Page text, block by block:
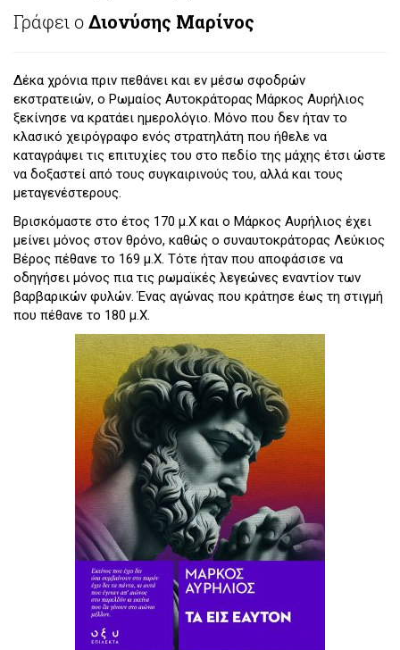
Γράφει οΔιονύσης Μαρίνος
Δέκα χρόνια πριν πεθάνει και εν μέσω σφοδρών
εκστρατειών, ο Ρωμαίος Αυτοκράτορας Μάρκος Αυρήλιος
ξεκίνησε να κρατάει ημερολόγιο. Μόνο που δεν ήταν το
κλασικό χειρόγραφο ενός στρατηλάτη που ήθελε να
καταγράψει τις επιτυχίες του στο πεδίο της μάχης έτσι ώστε
να δοξαστεί από τους συγκαιρινούς του, αλλά και τους
μεταγενέστερους.
Βρισκόμαστε στο έτος 170 μ.Χ και ο Μάρκος Αυρήλιος έχει
μείνει μόνος στον θρόνο, καθώς ο συναυτοκράτορας Λεύκιος
Βέρος πέθανε το 169 μ.Χ. Τότε ήταν που αποφάσισε να
οδηγήσει μόνος πια τις ρωμαϊκές λεγεώνες εναντίον των
βαρβαρικών φυλών. Ένας αγώνας που κράτησε έως τη στιγμή
που πέθανε το 180 μ.Χ.